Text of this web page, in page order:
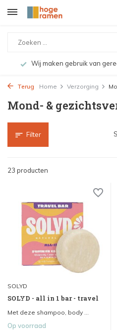
Bekijk de producten
Terug Home Verzorging
Mond- &
Filter
23 producten
SOLYD
SOLYD - all in 1 bar - travel
Met deze shampoo, body ...
Op voorraad